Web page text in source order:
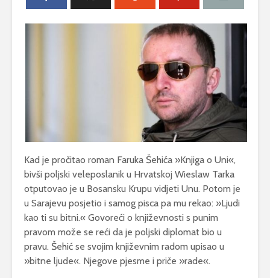
Kad je pročitao roman Faruka Šehića »Knjiga o Uni«,
bivši poljski veleposlanik u Hrvatskoj Wieslaw Tarka
otputovao je u Bosansku Krupu vidjeti Unu. Potom je
u Sarajevu posjetio i samog pisca pa mu rekao: »Ljudi
kao ti su bitni.« Govoreći o književnosti s punim
pravom može se reći da je poljski diplomat bio u
pravu. Šehić se svojim književnim radom upisao u
»bitne ljude«. Njegove pjesme i priče »rade«.